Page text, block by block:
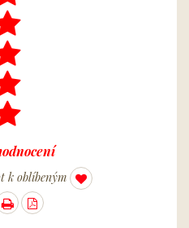
k oblíbeným